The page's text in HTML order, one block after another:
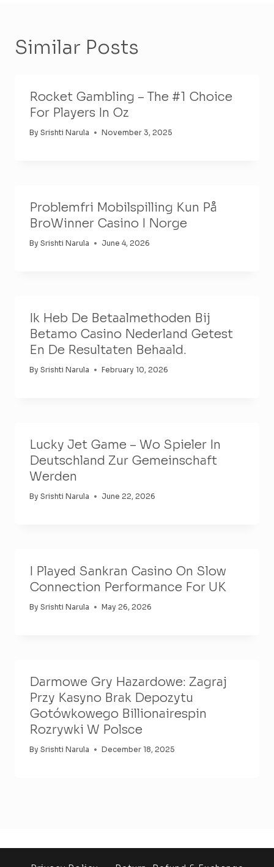
Similar Posts
Rocket Gambling – The #1 Choice
For Players In Oz
By Srishti Narula November 3, 2025
Problemfri Mobilspilling Kun På
BroWinner Casino I Norge
By Srishti Narula June 4, 2026
Ik Heb De Betaalmethoden Bij
Betamo Casino Nederland Getest
En De Resultaten Behaald.
By Srishti Narula February 10, 2026
Lucky Jet Game – Wo Spieler In
Deutschland Zur Gemeinschaft
Werden
By Srishti Narula June 22, 2026
I Played Sankran Casino On Slow
Connection Performance For UK
By Srishti Narula May 26, 2026
Darmowe Gry Hazardowe: Zagraj
Przy Kasyno Brak Depozytu
Gotówkowego Billionairespin
Rozrywki W Polsce
By Srishti Narula December 18, 2025